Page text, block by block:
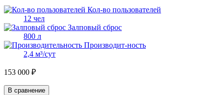
Кол-во пользователей
12 чел
Залповый сброс
800 л
Производит-ность
2,4 м³/сут
153 000 ₽
В сравнение